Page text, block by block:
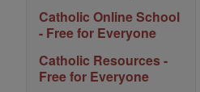
Catholic Online School
- Free for Everyone
Catholic Resources -
Free for Everyone